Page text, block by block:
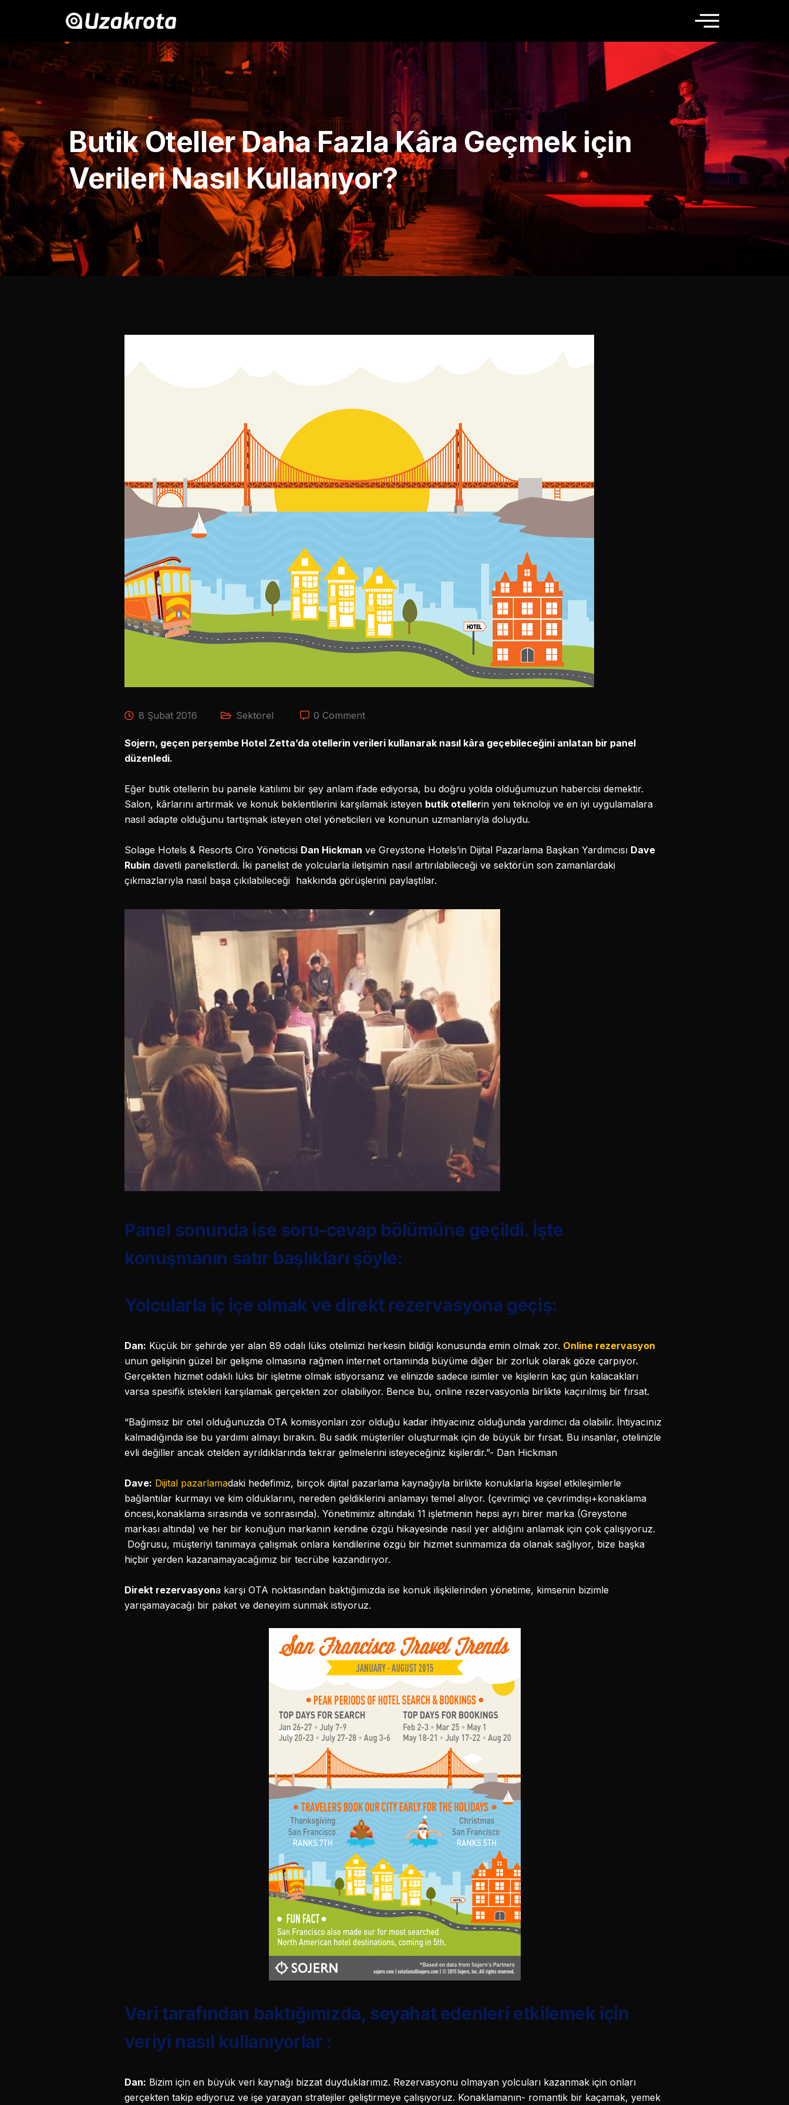
Butik Oteller Daha Fazla Kâra Geçmek için
Verileri Nasıl Kullanıyor?
8 Şubat 2016 Sektörel 0 Comment
Sojern, geçen perşembe Hotel Zetta’da otellerin verileri kullanarak nasıl kâra geçebileceğini anlatan bir panel
düzenledi.
Eğer butik otellerin bu panele katılımı bir şey anlam ifade ediyorsa, bu doğru yolda olduğumuzun habercisi demektir.
Salon, kârlarını artırmak ve konuk beklentilerini karşılamak isteyen butik otellerin yeni teknoloji ve en iyi uygulamalara
nasıl adapte olduğunu tartışmak isteyen otel yöneticileri ve konunun uzmanlarıyla doluydu.
Solage Hotels & Resorts Ciro Yöneticisi Dan Hickman ve Greystone Hotels’in Dijital Pazarlama Başkan Yardımcısı Dave
Rubin davetli panelistlerdi. İki panelist de yolcularla iletişimin nasıl artırılabileceği ve sektörün son zamanlardaki
çıkmazlarıyla nasıl başa çıkılabileceği hakkında görüşlerini paylaştılar.
Panel sonunda ise soru-cevap bölümüne geçildi. İşte
konuşmanın satır başlıkları şöyle:
Yolcularla iç içe olmak ve direkt rezervasyona geçiş:
Dan: Küçük bir şehirde yer alan 89 odalı lüks otelimizi herkesin bildiği konusunda emin olmak zor. Online rezervasyon
unun gelişinin güzel bir gelişme olmasına rağmen internet ortamında büyüme diğer bir zorluk olarak göze çarpıyor.
Gerçekten hizmet odaklı lüks bir işletme olmak istiyorsanız ve elinizde sadece isimler ve kişilerin kaç gün kalacakları
varsa spesifik istekleri karşılamak gerçekten zor olabiliyor. Bence bu, online rezervasyonla birlikte kaçırılmış bir fırsat.
“Bağımsız bir otel olduğunuzda OTA komisyonları zor olduğu kadar ihtiyacınız olduğunda yardımcı da olabilir. İhtiyacınız
kalmadığında ise bu yardımı almayı bırakın. Bu sadık müşteriler oluşturmak için de büyük bir fırsat. Bu insanlar, otelinizle
evli değiller ancak otelden ayrıldıklarında tekrar gelmelerini isteyeceğiniz kişilerdir.”- Dan Hickman
Dave: Dijital pazarlamadaki hedefimiz, birçok dijital pazarlama kaynağıyla birlikte konuklarla kişisel etkileşimlerle
bağlantılar kurmayı ve kim olduklarını, nereden geldiklerini anlamayı temel alıyor. (çevrimiçi ve çevrimdışı+konaklama
öncesi,konaklama sırasında ve sonrasında). Yönetimimiz altındaki 11 işletmenin hepsi ayrı birer marka (Greystone
markası altında) ve her bir konuğun markanın kendine özgü hikayesinde nasıl yer aldığını anlamak için çok çalışıyoruz.
Doğrusu, müşteriyi tanımaya çalışmak onlara kendilerine özgü bir hizmet sunmamıza da olanak sağlıyor, bize başka
hiçbir yerden kazanamayacağımız bir tecrübe kazandırıyor.
Direkt rezervasyona karşı OTA noktasından baktığımızda ise konuk ilişkilerinden yönetime, kimsenin bizimle
yarışamayacağı bir paket ve deneyim sunmak istiyoruz.
Veri tarafından baktığımızda, seyahat edenleri etkilemek için
veriyi nasıl kullanıyorlar :
Dan: Bizim için en büyük veri kaynağı bizzat duyduklarımız. Rezervasyonu olmayan yolcuları kazanmak için onları
gerçekten takip ediyoruz ve işe yarayan stratejiler geliştirmeye çalışıyoruz. Konaklamanın- romantik bir kaçamak, yemek